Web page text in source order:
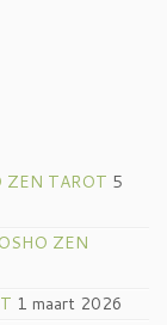
ZEN TAROT 5
ZEN
1 maart 2026